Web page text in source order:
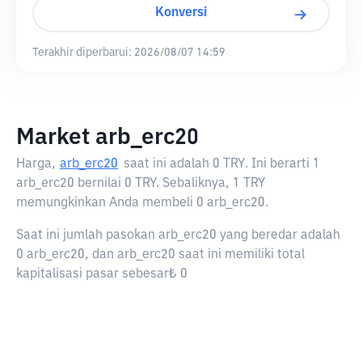
Konversi
Terakhir diperbarui: 2026/08/07 14:59
Market arb_erc20
Harga, arb_erc20 saat ini adalah 0 TRY. Ini berarti 1
arb_erc20 bernilai 0 TRY. Sebaliknya, 1 TRY
memungkinkan Anda membeli 0 arb_erc20.
Saat ini jumlah pasokan arb_erc20 yang beredar adalah
0 arb_erc20, dan arb_erc20 saat ini memiliki total
kapitalisasi pasar sebesar₺ 0